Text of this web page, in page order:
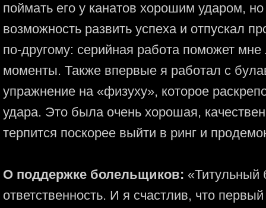
поймать его у канатов хорошим ударом,
возможность развить успеха и отпускал
по-другому: серийная работа поможет мне
моменты. Также впервые я работал с
упражнение на «физуху», которое
удара. Это была очень хорошая,
терпится поскорее выйти в ринг и
О поддержке болельщиков: «Титульный
ответственность. И я счастлив, что